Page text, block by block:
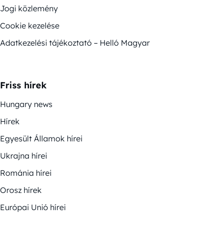
Jogi közlemény
Cookie kezelése
Adatkezelési tájékoztató – Helló Magyar
Friss hírek
Hungary news
Hírek
Egyesült Államok hírei
Ukrajna hírei
Románia hírei
Orosz hírek
Európai Unió hírei